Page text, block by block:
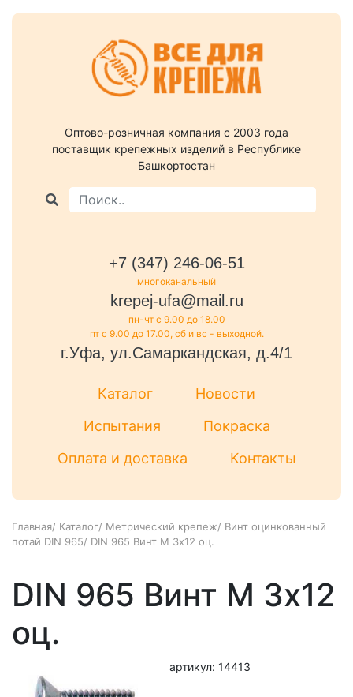
Оптово-розничная компания c 2003 года
поставщик крепежных изделий в Республике
Башкортостан
+7 (347) 246-06-51
многоканальный
krepej-ufa@mail.ru
пн-чт с 9.00 до 18.00
пт с 9.00 до 17.00, сб и вс - выходной.
г.Уфа, ул.Самаркандская, д.4/1
Каталог
Новости
Испытания
Покраска
Оплата и доставка
Контакты
Главная/ Каталог/ Метрический крепеж/ Винт оцинкованный
потай DIN 965/ DIN 965 Винт М 3х12 оц.
DIN 965 Винт М 3х12
оц.
артикул: 14413